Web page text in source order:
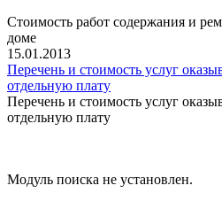
Стоимость работ содержания и
доме
15.01.2013
Перечень и стоимость услуг
отдельную плату
Перечень и стоимость услуг
отдельную плату
Модуль поиска не установлен.